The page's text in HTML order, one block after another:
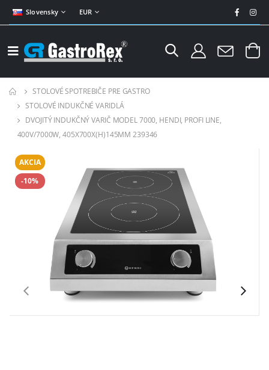
Slovensky EUR
STOLOVÉ SPOTREBIČE PRE GASTRO
STOLOVÉ INDUKČNÉ VARIDLÁ
DVOJITÝ INDUKČNÝ VARIČ MODEL 7000, HENDI, PROFI LINE,
400V/7000W, 405X700X(H)145MM 239346
AKCIA
-10%